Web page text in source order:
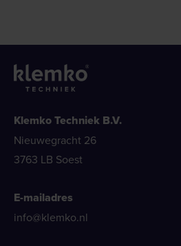
Klemko Techniek B.V.
Nieuwegracht 26
3763 LB Soest
E-mailadres
info@klemko.nl